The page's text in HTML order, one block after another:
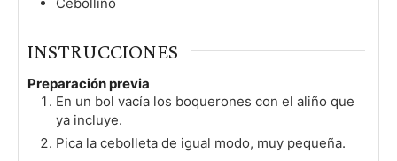
INSTRUCCIONES
Preparación previa
En un bol vacía los boquerones con el aliño que
ya incluye.
Pica la cebolleta de igual modo, muy pequeña.